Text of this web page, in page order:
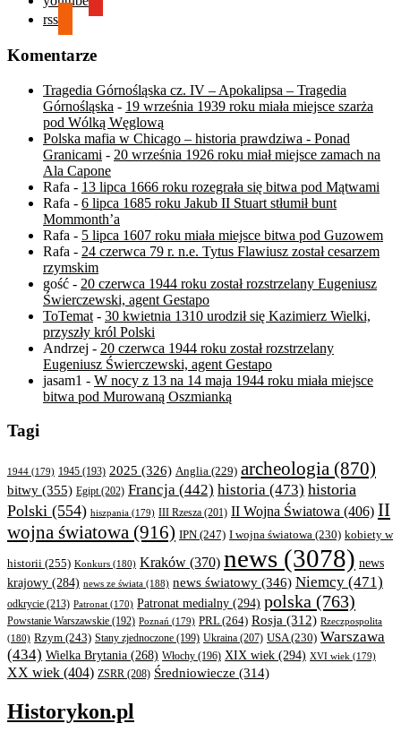
rss
Komentarze
Tragedia Górnośląska cz. IV – Apokalipsa – Tragedia
Górnośląska - 19 września 1939 roku miała miejsce szarża
pod Wólką Węglową
Polska mafia w Chicago – historia prawdziwa - Ponad
Granicami - 20 września 1926 roku miał miejsce zamach na
Ala Capone
Rafa - 13 lipca 1666 roku rozegrała się bitwa pod Mątwami
Rafa - 6 lipca 1685 roku Jakub II Stuart stłumił bunt
Mommonth’a
Rafa - 5 lipca 1607 roku miała miejsce bitwa pod Guzowem
Rafa - 24 czerwca 79 r. n.e. Tytus Flawiusz został cesarzem
rzymskim
gość - 20 czerwca 1944 roku został rozstrzelany Eugeniusz
Świerczewski, agent Gestapo
ToTemat - 30 kwietnia 1310 urodził się Kazimierz Wielki,
przyszły król Polski
Andrzej - 20 czerwca 1944 roku został rozstrzelany
Eugeniusz Świerczewski, agent Gestapo
jasam1 - W nocy z 13 na 14 maja 1944 roku miała miejsce
bitwa pod Murowaną Oszmianką
Tagi
1944 (179) 1945 (193) 2025 (326) Anglia (229) archeologia (870)
bitwy (355) Egipt(202) Francja (442) historia (473) historia
Polski (554) hiszpania (179) III Rzesza (201) II Wojna Światowa (406) II
wojna światowa (916) IPN (247) I wojna światowa (230) kobiety w
historii (255) Konkurs (180) Kraków (370) news (3078) news
krajowy (284) news ze świata (188) news światowy (346) Niemcy (471)
odkrycie (213) Patronat (170) Patronat medialny (294) polska (763)
Powstanie Warszawskie (192) Poznań (179) PRL(264) Rosja (312) Rzeczpospolita
(180) Rzym (243) Stany zjednoczone (199) Ukraina (207) USA(230) Warszawa
(434) Wielka Brytania (268) Włochy (196) XIX wiek (294) XVI wiek (179)
XX wiek (404) ZSRR (208) Średniowiecze (314)
Historykon.pl